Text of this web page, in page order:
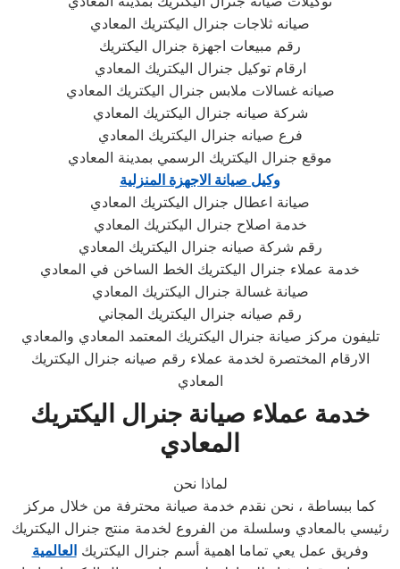
صيانه ثلاجات جنرال اليكتريك المعادي
رقم مبيعات اجهزة جنرال اليكتريك
ارقام توكيل جنرال اليكتريك المعادي
صيانه غسالات ملابس جنرال اليكتريك المعادي
شركة صيانه جنرال اليكتريك المعادي
فرع صيانه جنرال اليكتريك المعادي
موقع جنرال اليكتريك الرسمي بمدينة المعادي
وكيل صيانة الاجهزة المنزلية
صيانة اعطال جنرال اليكتريك المعادي
خدمة اصلاح جنرال اليكتريك المعادي
رقم شركة صيانه جنرال اليكتريك المعادي
خدمة عملاء جنرال اليكتريك الخط الساخن في المعادي
صيانة غسالة جنرال اليكتريك المعادي
رقم صيانه جنرال اليكتريك المجاني
تليفون مركز صيانة جنرال اليكتريك المعتمد المعادي والمعادي
الارقام المختصرة لخدمة عملاء رقم صيانه جنرال اليكتريك
المعادي
خدمة عملاء صيانة جنرال اليكتريك
المعادي
لماذا نحن
كما ببساطة ، نحن نقدم خدمة صيانة محترفة من خلال مركز
رئيسي بالمعادي وسلسلة من الفروع لخدمة منتج جنرال اليكتريك
وفريق عمل يعي تماما اهمية أسم جنرال اليكتريكالعالمية